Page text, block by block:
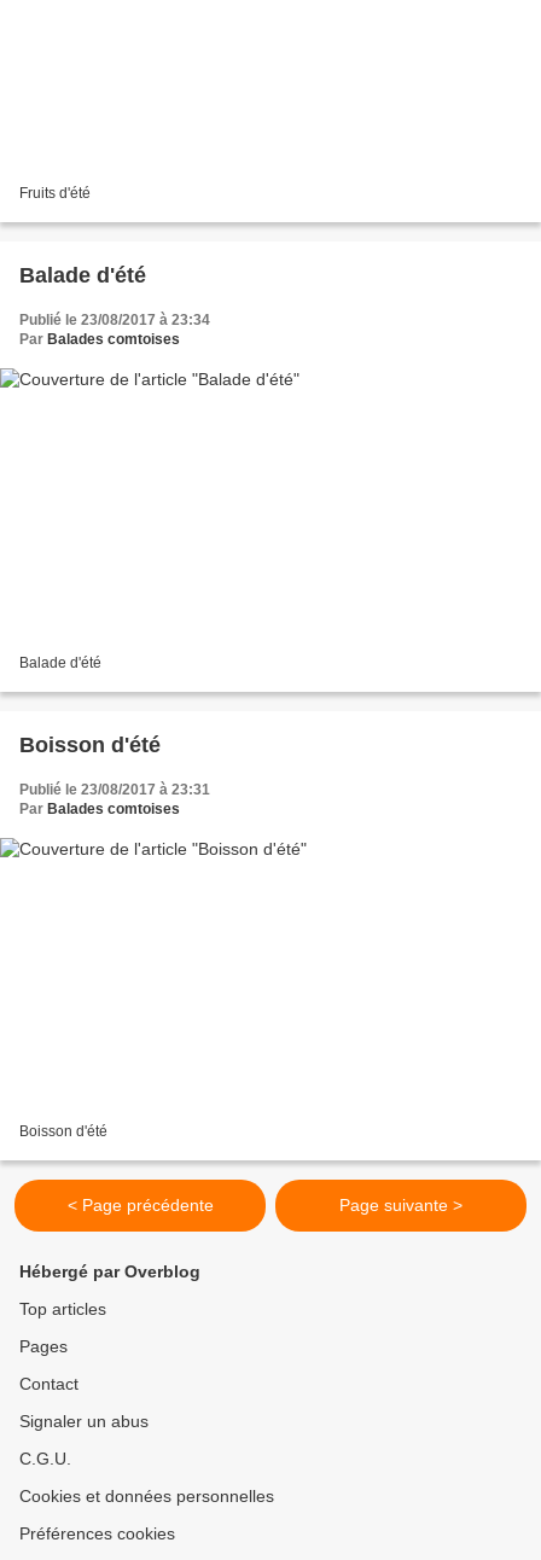
Fruits d'été
Balade d'été
Publié le 23/08/2017 à 23:34
Par Balades comtoises
Balade d'été
Boisson d'été
Publié le 23/08/2017 à 23:31
Par Balades comtoises
Boisson d'été
< Page précédente Page suivante >
Hébergé par Overblog
Top articles
Pages
Contact
Signaler un abus
C.G.U.
Cookies et données personnelles
Préférences cookies